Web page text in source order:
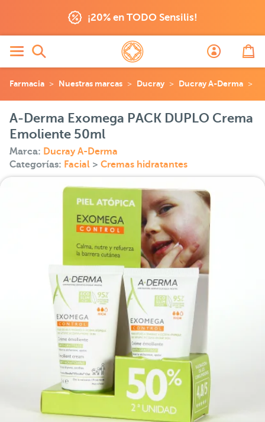
¡20% en TODO Sensilis!
Farmacia Nuestras marcas Ducray Ducray A-Derma
A-Derma Exomega PACK DUPLO Crema
Emoliente 50ml
Marca: Ducray A-Derma
Categorías: Facial > Cremas hidratantes